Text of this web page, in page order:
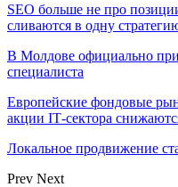
SEO больше не про
сливаются в одну
В Молдове официально
специалиста
Европейские фондовые
акции IT‑сектора
Локальное продвижение
Prev Next